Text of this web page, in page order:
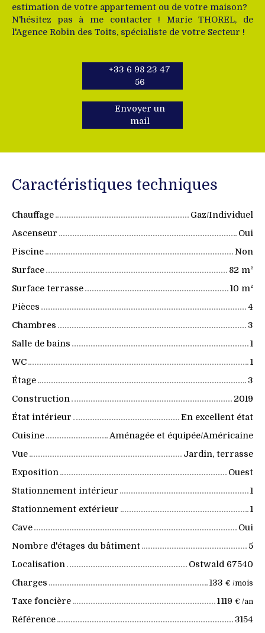
estimation de votre appartement ou de votre maison?
N'hésitez pas à me contacter ! Marie THOREL, de
l'Agence Robin des Toits, spécialiste de votre Secteur !
+33 6 98 23 47
56
Envoyer un
mail
Caractéristiques techniques
Chauffage
Gaz/Individuel
Ascenseur
Oui
Piscine
Non
Surface
82 m²
Surface terrasse
10 m²
Pièces
4
Chambres
3
Salle de bains
1
WC
1
Étage
3
Construction
2019
État intérieur
En excellent état
Cuisine
Aménagée et équipée/Américaine
Vue
Jardin, terrasse
Exposition
Ouest
Stationnement intérieur
1
Stationnement extérieur
1
Cave
Oui
Nombre d'étages du bâtiment
5
Localisation
Ostwald 67540
Charges
133 € /mois
Taxe foncière 1 119 € /an
Référence 3154